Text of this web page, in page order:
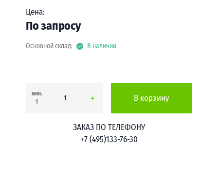
Цена:
По запросу
Основной склад: В наличии
мин.
1
В корзину
ЗАКАЗ ПО ТЕЛЕФОНУ
+7 (495)133-76-30